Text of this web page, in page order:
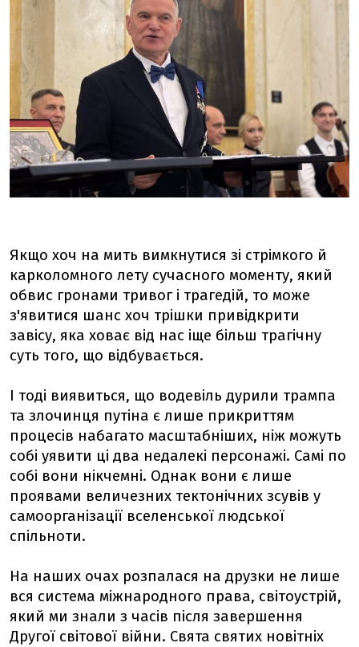
Якщо хоч на мить вимкнутися зі стрімкого й
карколомного лету сучасного моменту, який
обвис гронами тривог і трагедій, то може
з'явитися шанс хоч трішки привідкрити
завісу, яка ховає від нас іще більш трагічну
суть того, що відбувається.
І тоді виявиться, що водевіль дурили трампа
та злочинця путіна є лише прикриттям
процесів набагато масштабніших, ніж можуть
собі уявити ці два недалекі персонажі. Самі по
собі вони нікчемні. Однак вони є лише
проявами величезних тектонічних зсувів у
самоорганізації вселенської людської
спільноти.
На наших очах розпалася на друзки не лише
вся система міжнародного права, світоустрій,
який ми знали з часів після завершення
Другої світової війни. Свята святих новітніх